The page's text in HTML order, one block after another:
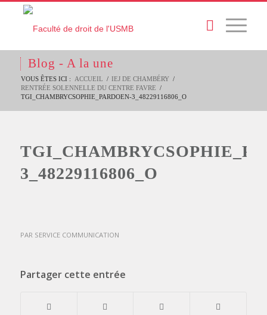
Blog - A la une
VOUS ÊTES ICI : ACCUEIL / IEJ DE CHAMBÉRY /
RENTRÉE SOLENNELLE DU CENTRE FAVRE /
TGI_CHAMBRYCSOPHIE_PARDOEN-3_48229116806_O
3_48229116806_O
PAR SERVICE COMMUNICATION
Partager cette entrée